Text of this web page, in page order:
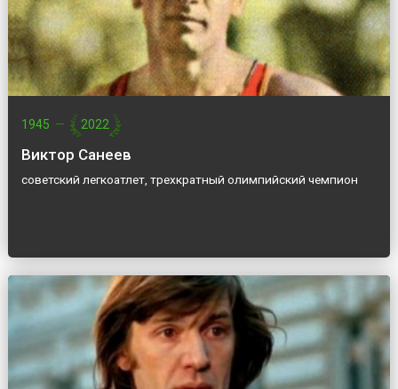
1945 — 2022
Виктор Санеев
советский легкоатлет, трехкратный олимпийский чемпион